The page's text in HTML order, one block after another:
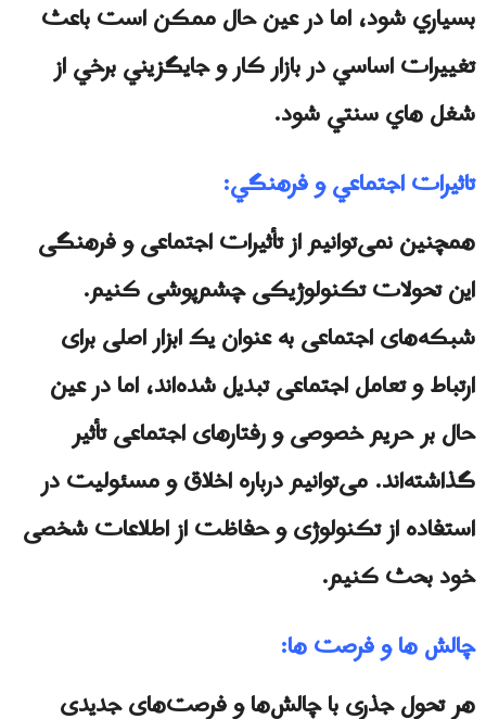
بسياري شود، اما در عين حال ممكن است باعث
تغييرات اساسي در بازار كار و جايگزيني برخي از
شغل هاي سنتي شود.
تاثيرات اجتماعي و فرهنگي:
همچنین نمی‌توانیم از تأثیرات اجتماعی و فرهنگی
این تحولات تکنولوژیکی چشم‌پوشی کنیم.
شبکه‌های اجتماعی به عنوان یک ابزار اصلی برای
ارتباط و تعامل اجتماعی تبدیل شده‌اند، اما در عین
حال بر حریم خصوصی و رفتارهای اجتماعی تأثیر
گذاشته‌اند. می‌توانیم درباره اخلاق و مسئولیت در
استفاده از تکنولوژی و حفاظت از اطلاعات شخصی
خود بحث کنیم.
چالش ها و فرصت ها:
هر تحول جذری با چالش‌ها و فرصت‌های جدیدی